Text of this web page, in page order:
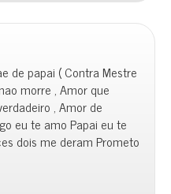
( Contra Mestre
morre , Amor que
, Amor de
eu te amo Papai eu te
dois me deram Prometo